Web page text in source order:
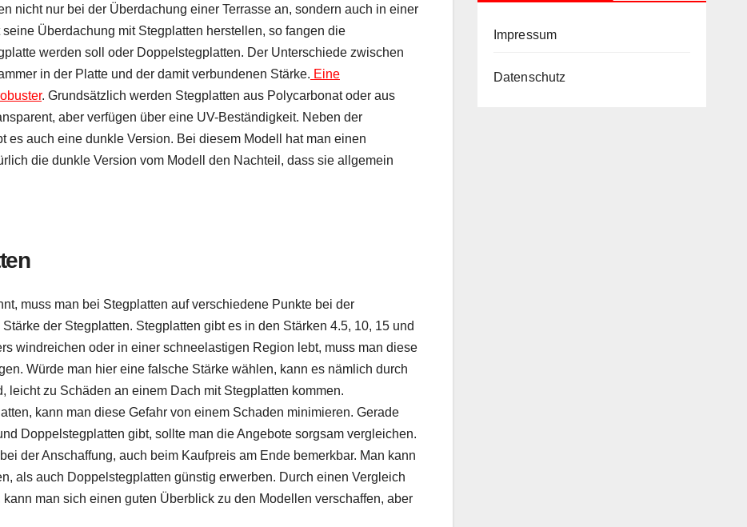
nicht nur bei der Überdachung einer Terrasse an, sondern auch in einer
Überdachung mit Stegplatten herstellen, so fangen die
werden soll oder Doppelstegplatten. Der Unterschiede zwischen
in der Platte und der damit verbundenen Stärke. Eine
. Grundsätzlich werden Stegplatten aus Polycarbonat oder aus
aber verfügen über eine UV-Beständigkeit. Neben der
es auch eine dunkle Version. Bei diesem Modell hat man einen
die dunkle Version vom Modell den Nachteil, dass sie allgemein
muss man bei Stegplatten auf verschiedene Punkte bei der
der Stegplatten. Stegplatten gibt es in den Stärken 4.5, 10, 15 und
windreichen oder in einer schneelastigen Region lebt, muss man diese
Würde man hier eine falsche Stärke wählen, kann es nämlich durch
leicht zu Schäden an einem Dach mit Stegplatten kommen.
kann man diese Gefahr von einem Schaden minimieren. Gerade
Doppelstegplatten gibt, sollte man die Angebote sorgsam vergleichen.
der Anschaffung, auch beim Kaufpreis am Ende bemerkbar. Man kann
als auch Doppelstegplatten günstig erwerben. Durch einen Vergleich
man sich einen guten Überblick zu den Modellen verschaffen, aber
Impressum
Datenschutz